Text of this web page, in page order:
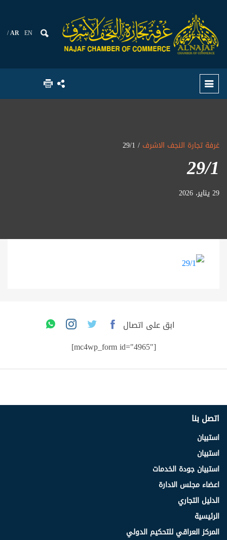
AR EN
غرفة تجارة النجف الاشرف / 29/1
29/1
29 يناير، 2026
ابق على اتصال
[mc4wp_form id="4965"]
اتصل بنا
استبيان
استبيان
استبيان جودة الخدمات
اعضاء مجلس الادارة
الدليل التجاري
الرئيسية
المركز العراقي للتحكيم الدولي